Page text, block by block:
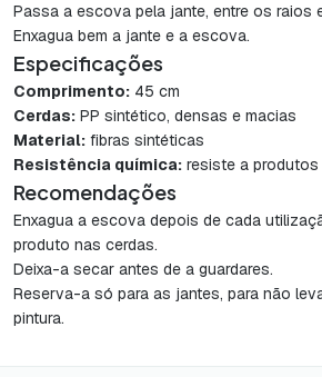
Passa a escova pela jante, entre os raios
Enxagua bem a jante e a escova.
Especificações
Comprimento: 45 cm
Cerdas: PP sintético, densas e macias
Material: fibras sintéticas
Resistência química: resiste a
Recomendações
Enxagua a escova depois de cada
produto nas cerdas.
Deixa-a secar antes de a guardares.
Reserva-a só para as jantes, para não
pintura.